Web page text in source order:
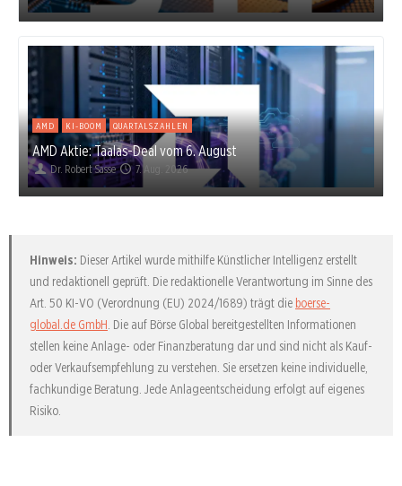
AMD KI-BOOM QUARTALSZAHLEN
AMD Aktie: Taalas-Deal vom 6. August
Dr. Robert Sasse 7. Aug. 2026
Hinweis: Dieser Artikel wurde mithilfe Künstlicher Intelligenz erstellt
und redaktionell geprüft. Die redaktionelle Verantwortung im Sinne des
Art. 50 KI-VO (Verordnung (EU) 2024/1689) trägt die boerse-
global.de GmbH . Die auf Börse Global bereitgestellten Informationen
stellen keine Anlage- oder Finanzberatung dar und sind nicht als Kauf-
oder Verkaufsempfehlung zu verstehen. Sie ersetzen keine individuelle,
fachkundige Beratung. Jede Anlageentscheidung erfolgt auf eigenes
Risiko.